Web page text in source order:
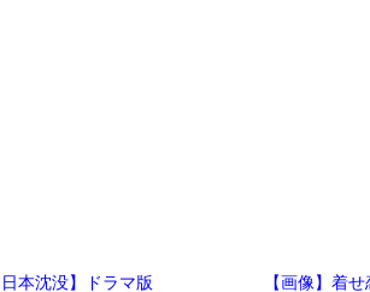
日本沈没】ドラマ版
【画像】着